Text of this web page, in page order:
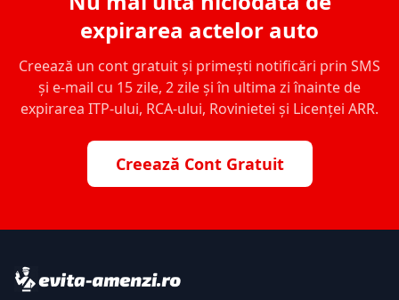
expirarea actelor auto
Creează un cont gratuit și primești notificări prin SMS
și e-mail cu 15 zile, 2 zile și în ultima zi înainte de
expirarea ITP-ului, RCA-ului, Rovinietei și Licenței ARR.
Creează Cont Gratuit